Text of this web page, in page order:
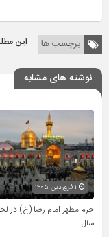
برچسب ها این
نوشته های مشابه
حرم مطهر امام رضا (ع) در
سال